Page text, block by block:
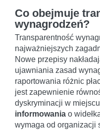
Co obejmuje
wynagrodzeń?
Transparentność
najważniejszych
Nowe przepisy
ujawniania zasad
raportowania różnic
jest zapewnienie
dyskryminacji w
informowania o
wymaga od organizacji